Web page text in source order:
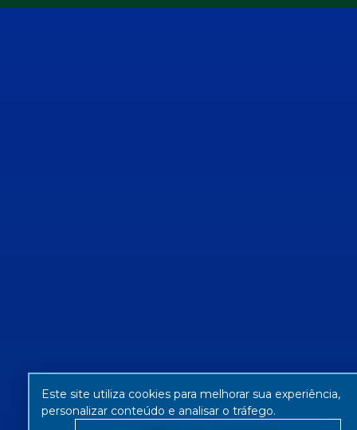
Este site utiliza cookies para melhorar sua experiência,
personalizar conteúdo e analisar o tráfego.